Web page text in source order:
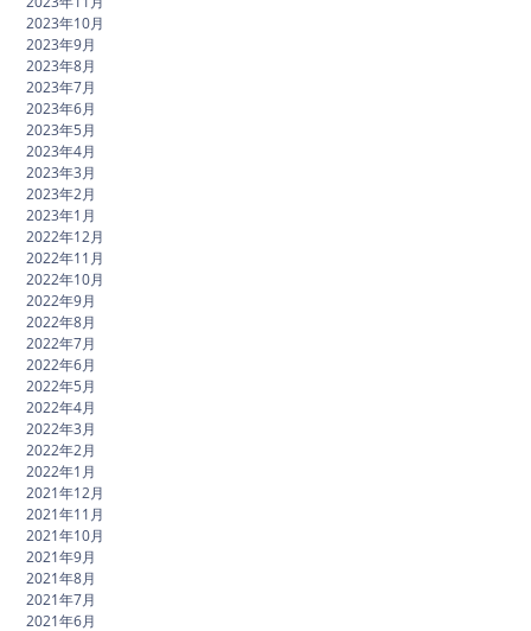
2023年10月
2023年9月
2023年8月
2023年7月
2023年6月
2023年5月
2023年4月
2023年3月
2023年2月
2023年1月
2022年12月
2022年11月
2022年10月
2022年9月
2022年8月
2022年7月
2022年6月
2022年5月
2022年4月
2022年3月
2022年2月
2022年1月
2021年12月
2021年11月
2021年10月
2021年9月
2021年8月
2021年7月
2021年6月